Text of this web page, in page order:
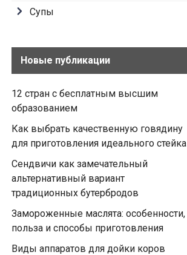
Супы
Новые публикации
12 стран с бесплатным высшим
образованием
Как выбрать качественную говядину
для приготовления идеального стейка
Сендвичи как замечательный
альтернативный вариант
традиционных бутербродов
Замороженные маслята: особенности,
польза и способы приготовления
Виды аппаратов для дойки коров